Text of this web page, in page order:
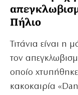
Πήλιο
Τιτάνια είναι η
τον
οποίο
κακοκαιρία